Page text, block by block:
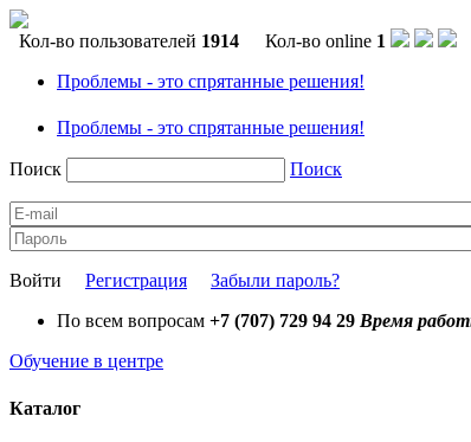
Кол-во пользователей 1914 Кол-во online 1
Проблемы - это спрятанные решения!
Проблемы - это спрятанные решения!
Поиск Поиск
Войти Регистрация
Забыли пароль?
По всем вопросам +7 (707) 729 94 29 Время
Обучение в центре
Каталог